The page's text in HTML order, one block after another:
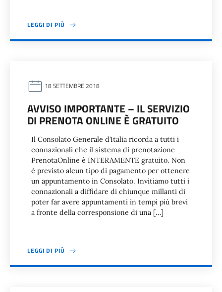
LEGGI DI PIÙ
18 SETTEMBRE 2018
AVVISO IMPORTANTE – IL SERVIZIO
DI PRENOTA ONLINE È GRATUITO
Il Consolato Generale d’Italia ricorda a tutti i
connazionali che il sistema di prenotazione
PrenotaOnline è INTERAMENTE gratuito. Non
è previsto alcun tipo di pagamento per ottenere
un appuntamento in Consolato. Invitiamo tutti i
connazionali a diffidare di chiunque millanti di
poter far avere appuntamenti in tempi più brevi
a fronte della corresponsione di una […]
LEGGI DI PIÙ